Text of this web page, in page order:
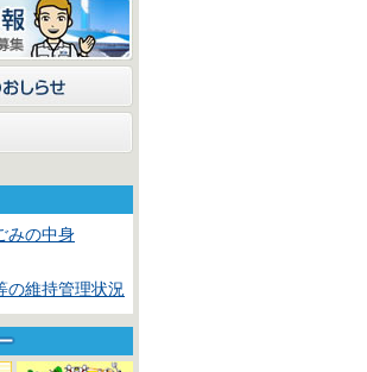
みの中身
の維持管理状況